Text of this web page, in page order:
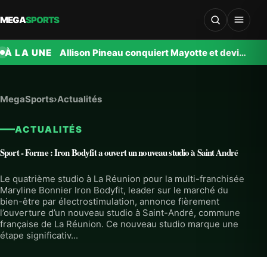
MEGASPORTS
À LA UNE Allison Pineau conquiert Mayotte et devient ambassadrice de M’tsangamouji
MegaSports›Actualités
ACTUALITÉS
Sport - Forme : Iron Bodyfit a ouvert un nouveau studio à Saint André
Le quatrième studio à La Réunion pour la multi-franchisée
Maryline Bonnier Iron Bodyfit, leader sur le marché du
bien-être par électrostimulation, annonce fièrement
l’ouverture d’un nouveau studio à Saint-André, commune
française de La Réunion. Ce nouveau studio marque une
étape significativ...